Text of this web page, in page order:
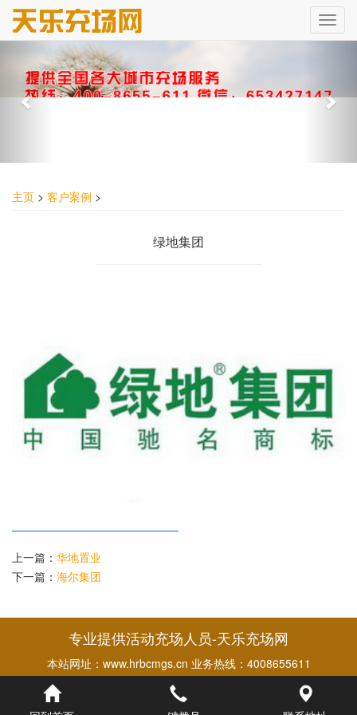
主页 > 客户案例 >
绿地集团
上一篇： 华地置业
下一篇： 海尔集团
专业提供活动充场人员-天乐充场网
本站网址：www.hrbcmgs.cn 业务热线：4008655611